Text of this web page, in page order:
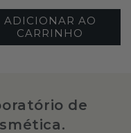
normal
ADICIONAR AO
CARRINHO
de